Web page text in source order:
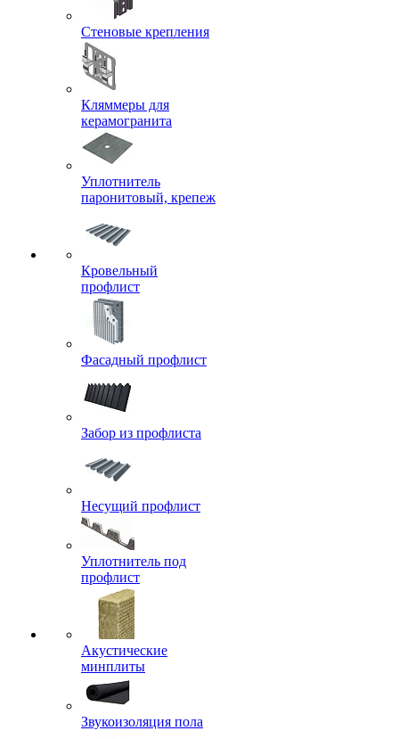
Стеновые крепления
Кляммеры для
керамогранита
Уплотнитель
паронитовый, крепеж
Кровельный
профлист
Фасадный профлист
Забор из профлиста
Несущий профлист
Уплотнитель под
профлист
Акустические
минплиты
Звукоизоляция пола